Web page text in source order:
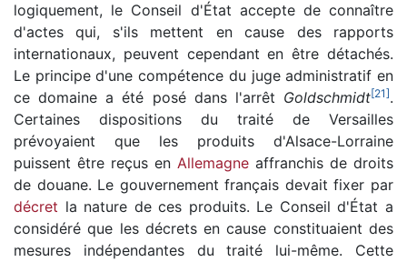
logiquement, le Conseil d'État accepte de connaître
d'actes qui, s'ils mettent en cause des rapports
internationaux, peuvent cependant en être détachés.
Le principe d'une compétence du juge administratif en
ce domaine a été posé dans l'arrêt Goldschmidt[21].
Certaines dispositions du traité de Versailles
prévoyaient que les produits d'Alsace-Lorraine
puissent être reçus en Allemagne affranchis de droits
de douane. Le gouvernement français devait fixer par
décret la nature de ces produits. Le Conseil d'État a
considéré que les décrets en cause constituaient des
mesures indépendantes du traité lui-même. Cette